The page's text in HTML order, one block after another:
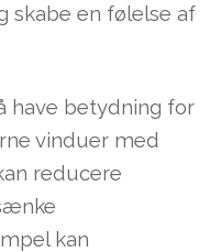
skabe en følelse af
have betydning for
vinduer med
reducere
kan